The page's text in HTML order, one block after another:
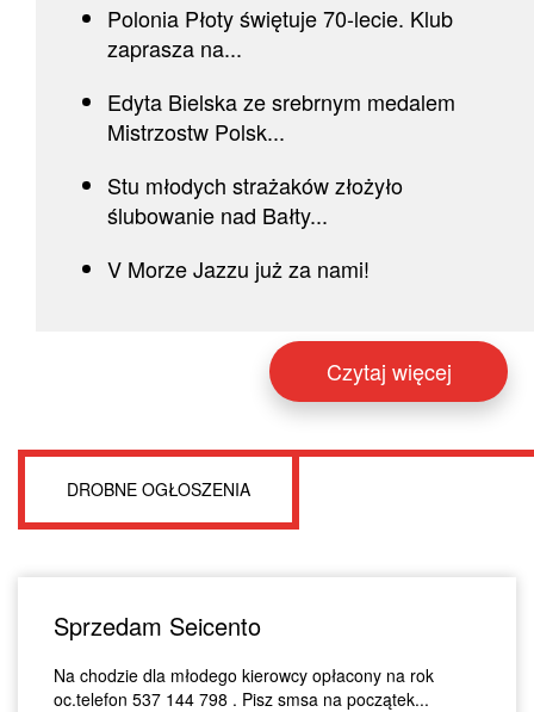
Polonia Płoty świętuje 70-lecie. Klub
zaprasza na...
Edyta Bielska ze srebrnym medalem
Mistrzostw Polsk...
Stu młodych strażaków złożyło
ślubowanie nad Bałty...
V Morze Jazzu już za nami!
Czytaj więcej
DROBNE OGŁOSZENIA
Sprzedam Seicento
Na chodzie dla młodego kierowcy opłacony na rok
oc.telefon 537 144 798 . Pisz smsa na początek...